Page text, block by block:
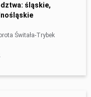
śląskie,
Świtała-Trybek